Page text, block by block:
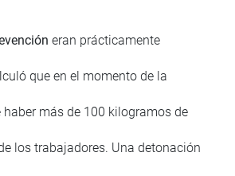
eran prácticamente
que en el momento de la
más de 100 kilogramos de
los trabajadores. Una detonación